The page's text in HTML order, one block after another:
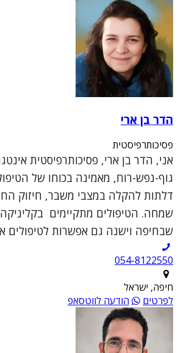
הדר בן ארי
פסיכותרפיסטית
אני, הדר בן ארי, פסיכותרפיסטית
גוף-נפש-רוח, מאמינה בכוחו של
דלתות להקלה במצבי משבר, חיזוק
שמחה. הטיפולים מתקיימים
שבחיפה וישנה גם אפשרות לטיפולים
054-8122550
חיפה, ישראל
לפרטים
הודעה לווטסאפ